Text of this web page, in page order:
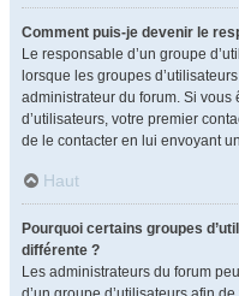
Comment puis-je devenir le
Le responsable d’un groupe
lorsque les groupes
administrateur du forum. Si vous
d’utilisateurs, votre premier
de le contacter en lui envoyant
Haut
Pourquoi certains groupes
différente ?
Les administrateurs du forum